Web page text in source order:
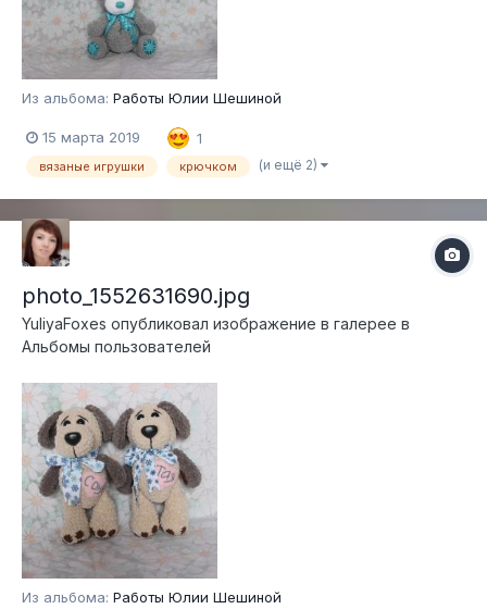
Из альбома: Работы Юлии Шешиной
15 марта 2019 1
вязаные игрушки крючком (и ещё 2)
photo_1552631690.jpg
YuliyaFoxes опубликовал изображение в галерее в
Альбомы пользователей
Из альбома: Работы Юлии Шешиной